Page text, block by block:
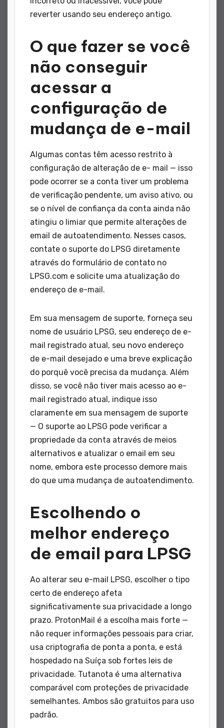
reverter usando seu endereço antigo.
O que fazer se você
não conseguir
acessar a
configuração de
mudança de e-mail
Algumas contas têm acesso restrito à
configuração de alteração de e- mail — isso
pode ocorrer se a conta tiver um problema
de verificação pendente, um aviso ativo, ou
se o nível de confiança da conta ainda não
atingiu o limiar que permite alterações de
email de autoatendimento. Nesses casos,
contate o suporte do LPSG diretamente
através do formulário de contato no
LPSG.com e solicite uma atualização do
endereço de e-mail.
Em sua mensagem de suporte, forneça seu
nome de usuário LPSG, seu endereço de e-
mail registrado atual, seu novo endereço
de e-mail desejado e uma breve explicação
do porquê você precisa da mudança. Além
disso, se você não tiver mais acesso ao e-
mail registrado atual, indique isso
claramente em sua mensagem de suporte
— O suporte ao LPSG pode verificar a
propriedade da conta através de meios
alternativos e atualizar o email em seu
nome, embora este processo demore mais
do que uma mudança de autoatendimento.
Escolhendo o
melhor endereço
de email para LPSG
Ao alterar seu e-mail LPSG, escolher o tipo
certo de endereço afeta
significativamente sua privacidade a longo
prazo. ProtonMail é a escolha mais forte —
não requer informações pessoais para criar,
usa criptografia de ponta a ponta, e está
hospedado na Suíça sob fortes leis de
privacidade. Tutanota é uma alternativa
comparável com proteções de privacidade
semelhantes. Ambos são gratuitos para uso
padrão.